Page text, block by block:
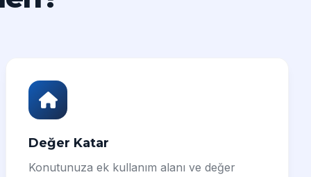
Değer Katar
Konutunuza ek kullanım alanı ve değer